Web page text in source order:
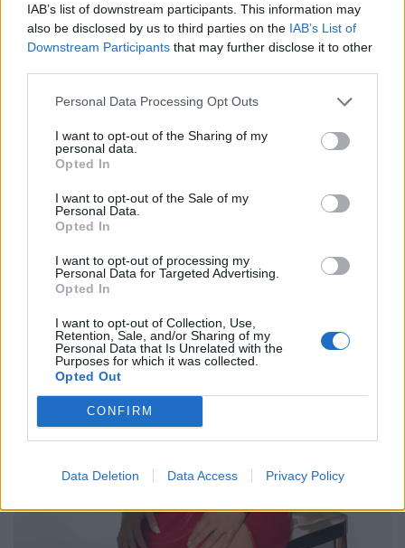
IAB’s list of downstream participants. This information may
also be disclosed by us to third parties on the IAB’s List of
Downstream Participants that may further disclose it to other
Personal Data Processing Opt Outs
I want to opt-out of the Sharing of my
personal data.
Opted In
I want to opt-out of the Sale of my
Personal Data.
Opted In
I want to opt-out of processing my
Personal Data for Targeted Advertising.
Opted In
I want to opt-out of Collection, Use,
Retention, Sale, and/or Sharing of my
Personal Data that Is Unrelated with the
Purposes for which it was collected.
Opted Out
CONFIRM
Data Deletion Data Access Privacy Policy